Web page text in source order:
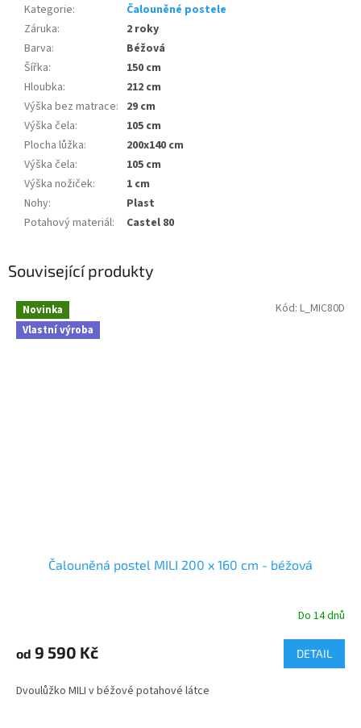
Kategorie:
Čalouněné postele
Záruka:
2 roky
Barva:
Béžová
Šířka:
150 cm
Hloubka:
212 cm
Výška bez matrace: 29 cm
Výška čela:
105 cm
Plocha lůžka:
200x140 cm
Výška čela:
105 cm
Výška nožiček:
1 cm
Nohy:
Plast
Potahový materiál: Castel 80
Související produkty
Novinka
Vlastní výroba
Čalouněná postel MILI 200 x 160 cm - béžová
Do 14 dnů
od 9 590 Kč DETAIL
Dvoulůžko MILI v béžové potahové látce
Kód: L_MIC80D